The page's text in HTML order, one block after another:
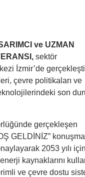
ve UZMAN
sektör
İzmir’de
çevre politikaları ve
son
gerçekleşen
GELDİNİZ”
2053 yılı için
kaynaklarını
ve çevre dostu